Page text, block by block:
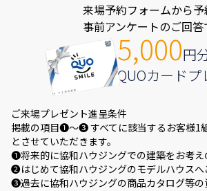
5,000円
QUOカードプ
来場予約フォームから予
事前アンケートのご回答
ご来場プレゼント進呈条件
掲載の項目❶～❸ すべてに該当するお客様1
とさせていただきます。
❶将来的に協和ハウジングでの建築をお考え
❷はじめて協和ハウジングのモデルハウスへ
❸過去に協和ハウジングの商品カタログ等の